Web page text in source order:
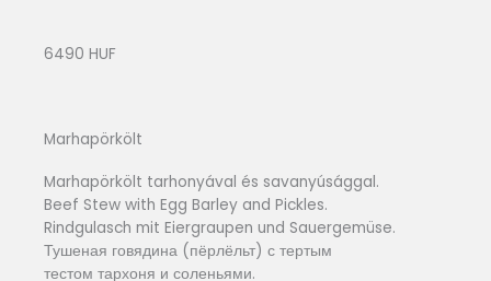
6490 HUF
Marhapörkölt
Marhapörkölt tarhonyával és savanyúsággal.
Beef Stew with Egg Barley and Pickles.
Rindgulasch mit Eiergraupen und Sauergemüse.
Тушеная говядина (пёрлёльт) с тертым
тестом тархоня и соленьями.